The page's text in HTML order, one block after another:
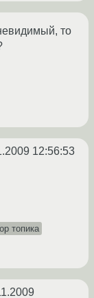
то
12:56:53
топика